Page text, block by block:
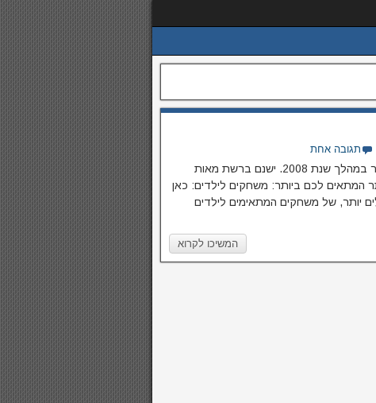
תגובה אחת
על פי גוגל, מילת החיפוש משחקים היתה הפופולרית ביותר במהלך שנת 2008. ישנם ברשת מאות
לכם ביותר: משחקים לילדים: כאן
יותר, של משחקים המתאימים לילדים
המשיכו לקרוא